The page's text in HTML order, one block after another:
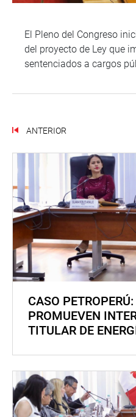
El Pleno del Congreso
del proyecto de Ley que
sentenciados a cargos
ANTERIOR
CASO
PROMUEVEN
TITULAR DE